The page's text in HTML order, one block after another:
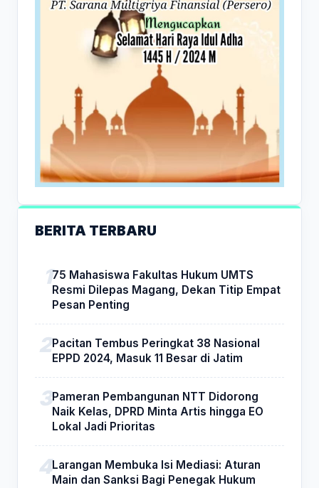
BERITA TERBARU
75 Mahasiswa Fakultas Hukum UMTS
Resmi Dilepas Magang, Dekan Titip Empat
Pesan Penting
Pacitan Tembus Peringkat 38 Nasional
EPPD 2024, Masuk 11 Besar di Jatim
Pameran Pembangunan NTT Didorong
Naik Kelas, DPRD Minta Artis hingga EO
Lokal Jadi Prioritas
Larangan Membuka Isi Mediasi: Aturan
Main dan Sanksi Bagi Penegak Hukum